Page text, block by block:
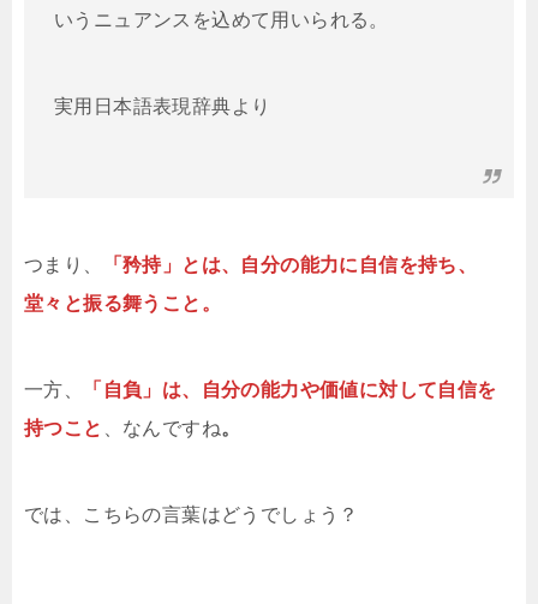
いうニュアンスを込めて用いられる。
実用日本語表現辞典より
つまり、
「矜持」とは、自分の能力に自信を持ち、
堂々と振る舞うこと。
一方、
「自負」は、自分の能力や価値に対して自信を
持つこと
、なんですね。
では、こちらの言葉はどうでしょう？